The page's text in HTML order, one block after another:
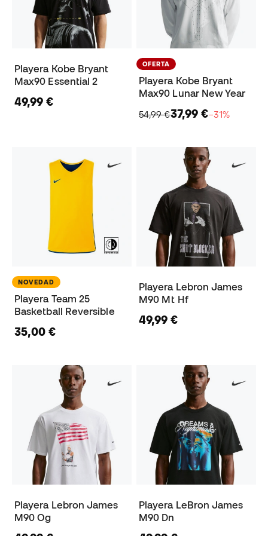
Playera Kobe Bryant
Max90 Essential 2
49,99 €
OFERTA
Playera Kobe Bryant
Max90 Lunar New Year
54,99 €37,99 €−31%
NOVEDAD
Playera Team 25
Basketball Reversible
35,00 €
Playera Lebron James
M90 Mt Hf
49,99 €
Playera Lebron James
M90 Og
Playera LeBron James
M90 Dn